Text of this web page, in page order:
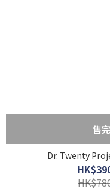
售完
Dr. Twenty